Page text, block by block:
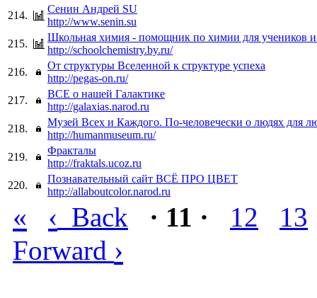
214.
Сенин Андрей SU
http://www.senin.su
215.
Школьная химия - помощник по химии для учеников и
http://schoolchemistry.by.ru/
216.
От структуры Вселенной к структуре успеха
http://pegas-on.ru/
217.
ВСЕ о нашей Галактике
http://galaxias.narod.ru
218.
Музей Всех и Каждого. По-человечески о людях для
http://humanmuseum.ru/
219.
Фракталы
http://fraktals.ucoz.ru
220.
Познавательный сайт ВСЁ ПРО ЦВЕТ
http://allaboutcolor.narod.ru
« ‹ Back · 11 · 12
13
Forward ›